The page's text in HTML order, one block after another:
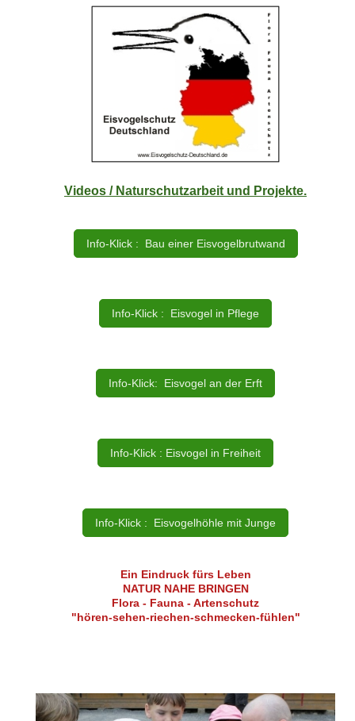
Videos / Naturschutzarbeit und Projekte.
Info-Klick : Bau einer Eisvogelbrutwand
Info-Klick : Eisvogel in Pflege
Info-Klick: Eisvogel an der Erft
Info-Klick : Eisvogel in Freiheit
Info-Klick : Eisvogelhöhle mit Junge
Ein Eindruck fürs Leben
NATUR NAHE BRINGEN
Flora - Fauna - Artenschutz
"hören-sehen-riechen-schmecken-fühlen"